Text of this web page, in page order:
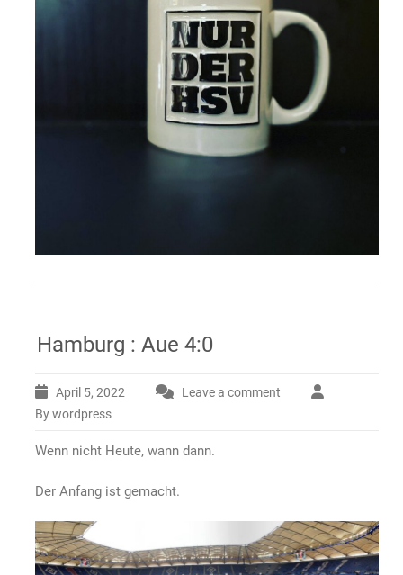
Hamburg : Aue 4:0
April 5, 2022
Leave a comment
By wordpress
Wenn nicht Heute, wann dann.
Der Anfang ist gemacht.